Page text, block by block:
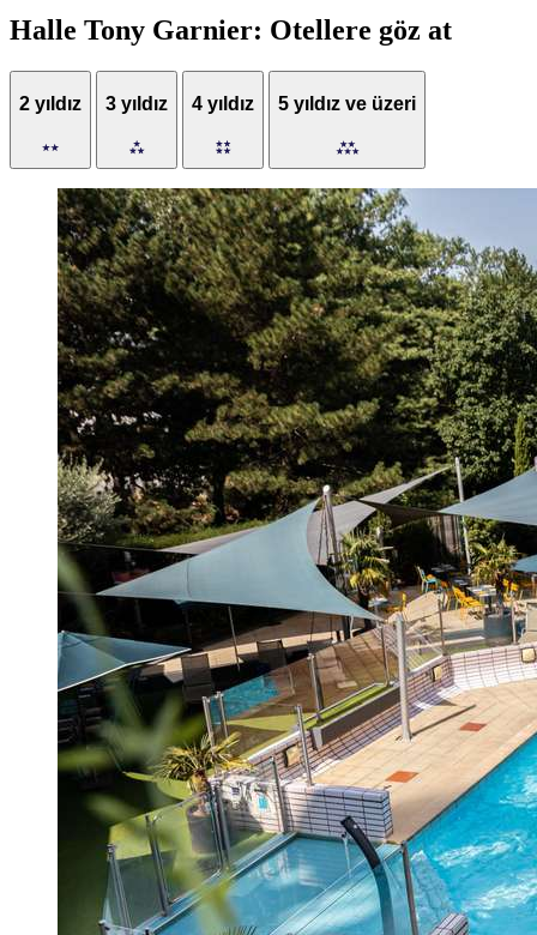
Halle Tony Garnier: Otellere göz at
2 yıldız 3 yıldız 4 yıldız 5 yıldız ve üzeri